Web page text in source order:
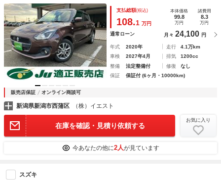
ライト フォグランプ 社外ナビ フルセグＴＶ バックカメ
ラ 社外アルミ シートヒーター 夏タイヤ４本新品交換
支払総額(税込)
108.1 万円
本体価格
99.8
万円
諸費用
8.3
万円
通常ローン 月々 24,100 円
年式 2020年 走行
4.1万km
車検
2027年4月 排気
1200cc
整備
法定整備付 修復
なし
保証
保証付 (6ヶ月・10000km)
販売店保証 オンライン商談可
新潟県新潟市西蒲区 （株）イエスト
在庫を確認・見積り依頼する
お気に入り
今あなたの他に2人が見ています
スズキ